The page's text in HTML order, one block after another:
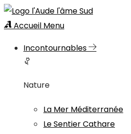
Accueil Menu
Incontournables
Nature
La Mer Méditerranée
Le Sentier Cathare